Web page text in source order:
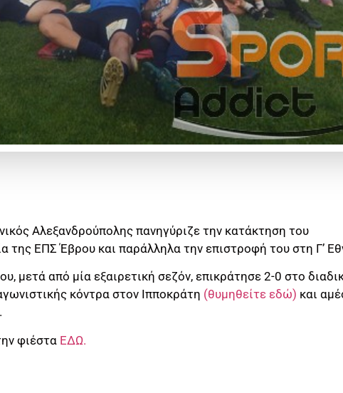
Αλεξανδρούπολης πανηγύριζε την κατάκτηση του
της ΕΠΣ Έβρου και παράλληλα την επιστροφή του στη Γ’
από μία εξαιρετική σεζόν, επικράτησε 2-0 στο
κόντρα στον Ιπποκράτη (θυμηθείτε εδώ) και
φιέστα ΕΔΩ.